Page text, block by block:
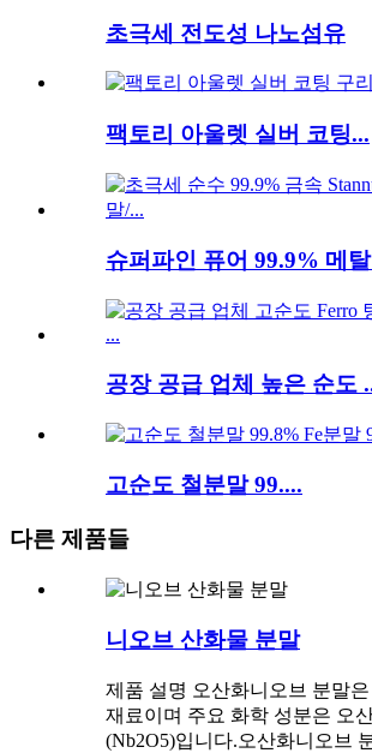
초극세 전도성 나노섬유
팩토리 아울렛 실버 코팅...
슈퍼파인 퓨어 99.9% 메
공장 공급 업체 높은 순도
고순도 철분말 99....
다른 제품들
니오브 산화물 분말
제품 설명 오산화니오브 분말
재료이며 주요 화학 성분은 오
(Nb2O5)입니다.오산화니오브